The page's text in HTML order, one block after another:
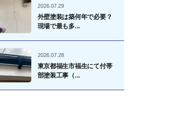
2026.07.29
外壁塗装は築何年で必要？
現場で最も多...
2026.07.28
東京都福生市福生にて付帯
部塗装工事（...